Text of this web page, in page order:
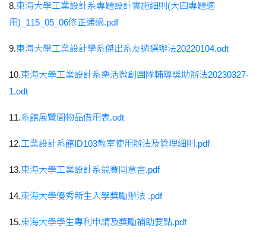
8.東海大學工業設計系專題設計實施細則(大四專題適
用)_115_05_06修正通過.pdf
9.東海大學工業設計學系傑出系友遴選辦法20220104.odt
10.東海大學工業設計系樂活微創團隊輔導獎助辦法20230327-
1.odt
11.系館展覽間物品借用表.odt
12.工業設計系館ID103教室使用辦法及管理細則.pdf
13.東海大學工業設計系競賽同意書.pdf
14.東海大學優秀新生入學獎勵辦法 .pdf
15.東海大學學生專利申請及獎勵補助要點.pdf